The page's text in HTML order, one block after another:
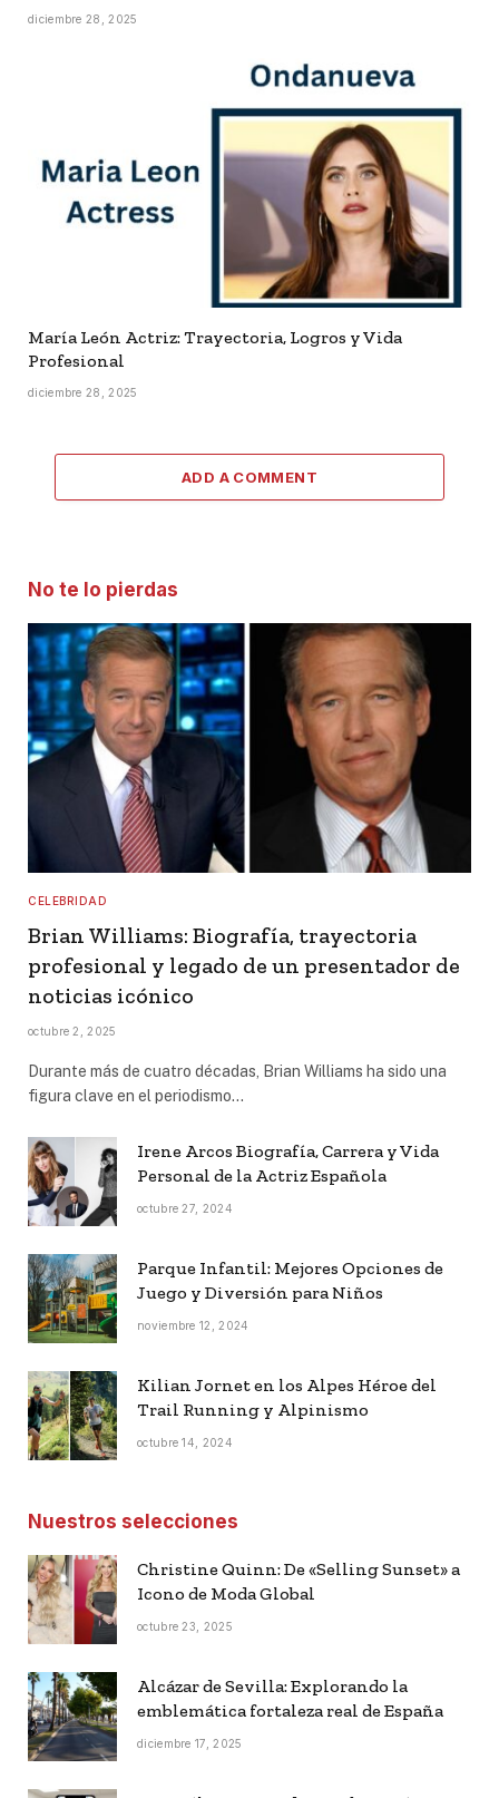
diciembre 28, 2025
María León Actriz: Trayectoria, Logros y Vida
Profesional
diciembre 28, 2025
ADD A COMMENT
No te lo pierdas
CELEBRIDAD
Brian Williams: Biografía, trayectoria
profesional y legado de un presentador de
noticias icónico
octubre 2, 2025
Durante más de cuatro décadas, Brian Williams ha sido una
figura clave en el periodismo…
Irene Arcos Biografía, Carrera y Vida
Personal de la Actriz Española
octubre 27, 2024
Parque Infantil: Mejores Opciones de
Juego y Diversión para Niños
noviembre 12, 2024
Kilian Jornet en los Alpes Héroe del
Trail Running y Alpinismo
octubre 14, 2024
Nuestros selecciones
Christine Quinn: De «Selling Sunset» a
Icono de Moda Global
octubre 23, 2025
Alcázar de Sevilla: Explorando la
emblemática fortaleza real de España
diciembre 17, 2025